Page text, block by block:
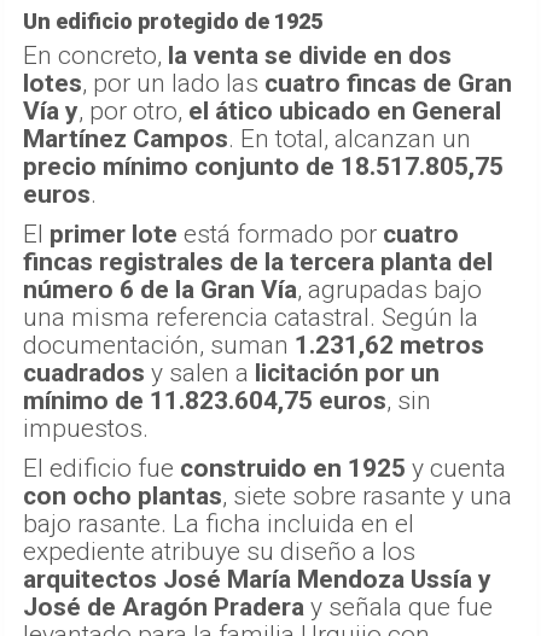
Un edificio protegido de 1925
En concreto, la venta se divide en dos
lotes, por un lado las cuatro fincas de Gran
Vía y, por otro, el ático ubicado en General
Martínez Campos. En total, alcanzan un
precio mínimo conjunto de 18.517.805,75
euros.
El primer lote está formado por cuatro
fincas registrales de la tercera planta del
número 6 de la Gran Vía, agrupadas bajo
una misma referencia catastral. Según la
documentación, suman 1.231,62 metros
cuadrados y salen a licitación por un
mínimo de 11.823.604,75 euros, sin
impuestos.
El edificio fue construido en 1925 y cuenta
con ocho plantas, siete sobre rasante y una
bajo rasante. La ficha incluida en el
expediente atribuye su diseño a los
arquitectos José María Mendoza Ussía y
José de Aragón Pradera y señala que fue